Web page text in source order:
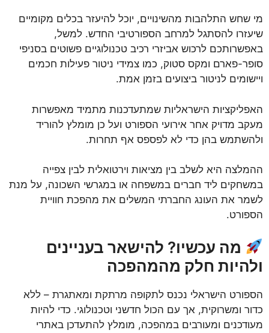
מי שחש התלהבות מהשינויים, יוכל להיעזר בכלים מקומיים
שיעזרו להסתגל למרחב הספורטיבי החדש. למשל,
באפשרותכם לרכוש אביזרי רכיב טכנולוגיים פשוטים בסניפי
סופר-פארם ומקס סטוק, כמו צמידי ניטור פעילות חכמים
ויישומים לניטור ביצועים בזמן אמת.
האפליקציות הישראליות שמתעדכנות מתמיד מאפשרות
מעקב מדויק אחר אירועי הספורט ועל כן מומלץ להוריד
ולהשתמש בהן כדי לא לפספס אף תחרות.
ההמלצה היא לשלב בין מציאות וירטואלית לבין צפייה
במשחקים ליד חברים במשפחה או במגרשי השכונה, על מנת
לשמר את העונג החברתי המשלים את מהפכת חוויית
הספורט.
מה עכשיו? להישאר בעניינים
ולהיות חלק מהמהפכה
הספורט הישראלי נכנס לתקופה מרתקת ומאתגרת – ללא
כדור ומשרוקית, אך עם הכול חדשני וטכנולוגי. כדי להיות
מעודכנים ומעורבים במהפכה, מומלץ להתעדכן באתרי